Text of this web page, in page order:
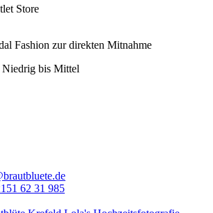
Store
Fashion zur direkten Mitnahme
Niedrig bis Mittel
62 31 985